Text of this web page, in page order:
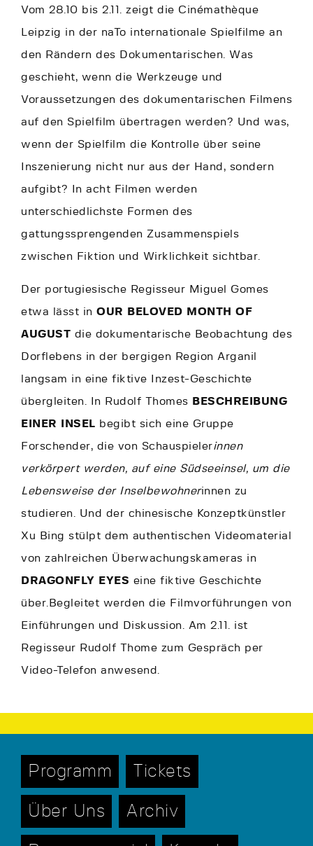
Vom 28.10 bis 2.11. zeigt die Cinémathèque
Leipzig in der naTo internationale Spielfilme an
den Rändern des Dokumentarischen. Was
geschieht, wenn die Werkzeuge und
Voraussetzungen des dokumentarischen Filmens
auf den Spielfilm übertragen werden? Und was,
wenn der Spielfilm die Kontrolle über seine
Inszenierung nicht nur aus der Hand, sondern
aufgibt? In acht Filmen werden
unterschiedlichste Formen des
gattungssprengenden Zusammenspiels
zwischen Fiktion und Wirklichkeit sichtbar.
Der portugiesische Regisseur Miguel Gomes
etwa lässt in OUR BELOVED MONTH OF
AUGUST die dokumentarische Beobachtung des
Dorflebens in der bergigen Region Arganil
langsam in eine fiktive Inzest-Geschichte
übergleiten. In Rudolf Thomes BESCHREIBUNG
EINER INSEL begibt sich eine Gruppe
Forschender, die von Schauspielerinnen
verkörpert werden, auf eine Südseeinsel, um die
Lebensweise der Inselbewohnerinnen zu
studieren. Und der chinesische Konzeptkünstler
Xu Bing stülpt dem authentischen Videomaterial
von zahlreichen Überwachungskameras in
DRAGONFLY EYES eine fiktive Geschichte
über.Begleitet werden die Filmvorführungen von
Einführungen und Diskussion. Am 2.11. ist
Regisseur Rudolf Thome zum Gespräch per
Video-Telefon anwesend.
Programm Tickets
Über Uns Archiv